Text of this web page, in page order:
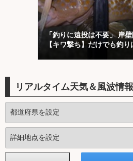
「釣りに遠投は不要」 岸
【キワ撃ち】だけでも釣り
リアルタイム天気＆風波情報